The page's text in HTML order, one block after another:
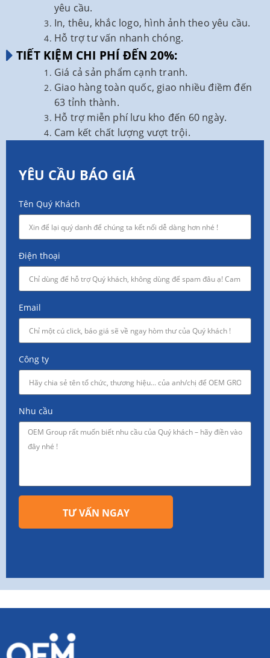
yêu cầu.
In, thêu, khắc logo, hình ảnh theo yêu cầu.
Hỗ trợ tư vấn nhanh chóng.
TIẾT KIỆM CHI PHÍ ĐẾN 20%:
Giá cả sản phẩm cạnh tranh.
Giao hàng toàn quốc, giao nhiều điềm đến
63 tỉnh thành.
Hỗ trợ miễn phí lưu kho đến 60 ngày.
Cam kết chất lượng vượt trội.
YÊU CẦU BÁO GIÁ
Tên Quý Khách
Điện thoại
Email
Công ty
Nhu cầu
TƯ VẤN NGAY